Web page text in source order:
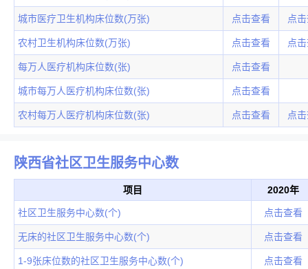
城市医疗卫生机构床位数(万张) 点击查看 点
农村卫生机构床位数(万张) 点击查看 点
每万人医疗机构床位数(张) 点击查看
城市每万人医疗机构床位数(张) 点击查看
农村每万人医疗机构床位数(张) 点击查看 点
陕西省社区卫生服务中心数
项目 2020年
社区卫生服务中心数(个) 点击查看
无床的社区卫生服务中心数(个) 点击查看
1-9张床位数的社区卫生服务中心数(个) 点击查看